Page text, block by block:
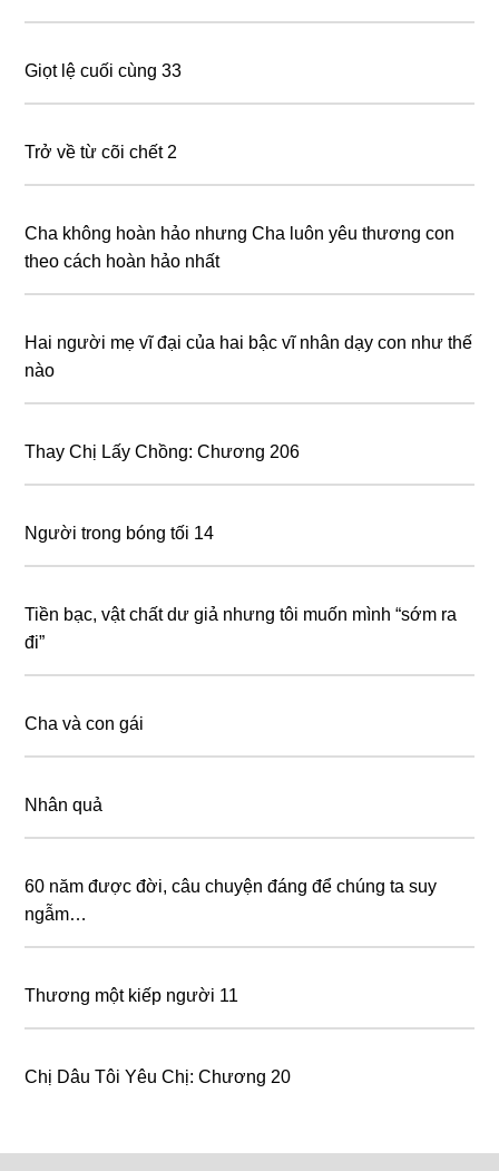
Giọt lệ cuối cùng 33
Trở về từ cõi chết 2
Cha không hoàn hảo nhưng Cha luôn yêu thương con
theo cách hoàn hảo nhất
Hai người mẹ vĩ đại của hai bậc vĩ nhân dạy con như thế
nào
Thay Chị Lấy Chồng: Chương 206
Người trong bóng tối 14
Tiền bạc, vật chất dư giả nhưng tôi muốn mình “sớm ra
đi”
Cha và con gái
Nhân quả
60 năm được đời, câu chuyện đáng để chúng ta suy
ngẫm…
Thương một kiếp người 11
Chị Dâu Tôi Yêu Chị: Chương 20